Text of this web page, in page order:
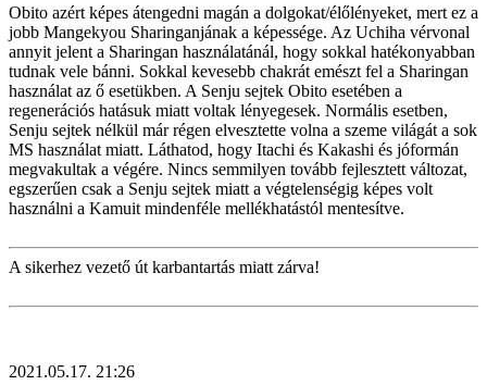
Obito azért képes átengedni magán a dolgokat/élőlényeket, mert ez a
jobb Mangekyou Sharinganjának a képessége. Az Uchiha vérvonal
annyit jelent a Sharingan használatánál, hogy sokkal hatékonyabban
tudnak vele bánni. Sokkal kevesebb chakrát emészt fel a Sharingan
használat az ő esetükben. A Senju sejtek Obito esetében a
regenerációs hatásuk miatt voltak lényegesek. Normális esetben,
Senju sejtek nélkül már régen elvesztette volna a szeme világát a sok
MS használat miatt. Láthatod, hogy Itachi és Kakashi és jóformán
megvakultak a végére. Nincs semmilyen tovább fejlesztett változat,
egszerűen csak a Senju sejtek miatt a végtelenségig képes volt
használni a Kamuit mindenféle mellékhatástól mentesítve.
A sikerhez vezető út karbantartás miatt zárva!
2021.05.17. 21:26